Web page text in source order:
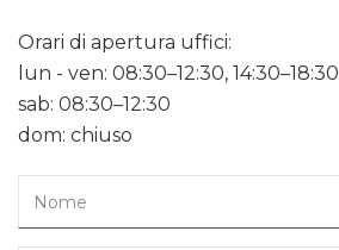
Orari di apertura uffici:
lun - ven: 08:30–12:30, 14:30–18:30
sab: 08:30–12:30
dom: chiuso